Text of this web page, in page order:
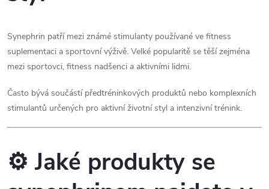
v
k
y
v
ý
p
Synephrin patří mezi známé stimulanty používané ve fitness
suplementaci a sportovní výživě. Velké popularitě se těší zejména
mezi sportovci, fitness nadšenci a aktivními lidmi.
Často bývá součástí předtréninkových produktů nebo komplexních
stimulantů určených pro aktivní životní styl a intenzivní trénink.
⚙️ Jaké produkty se